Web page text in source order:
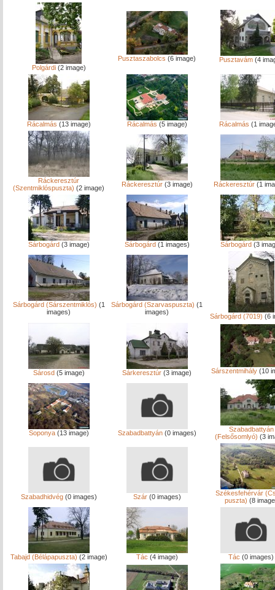
Polgárdi(2 image)
Pusztaszabolcs (6 image) Pusztavám (4
Rácalmás (13 image) Rácalmás (5 image) Rácalmás (1
Ráckeresztúr
(Szentmiklóspuszta) (2 image) Ráckeresztúr(3 image) Ráckeresztúr (1
Sárbogárd(3 image) Sárbogárd(1 images) Sárbogárd (3
Sárbogárd (Sárszentmiklós) (1
images)
Sárbogárd (Szarvaspuszta) (1
images)
Sárbogárd (7019) (6
Sárosd(5 image) Sárkeresztúr (3 image) Sárszentmihály (10
Soponya(13 image) Szabadbattyán(0 images)
Szabadbattyán
(Felsősomlyó) (3
Szabadhidvég(0 images) Szár(0 images)
Székesfehérvár
puszta) (8
Tabajd (Bélápapuszta) (2 image) Tác (4 image) Tác (0 images)